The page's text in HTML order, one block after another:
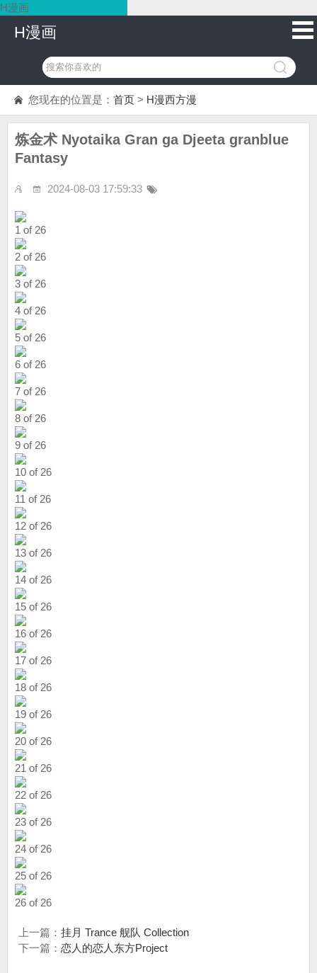
H漫画
H漫画
您现在的位置是： 首页 > H漫西方漫
炼金术 Nyotaika Gran ga Djeeta granblue
Fantasy
2024-08-03 17:59:33
1 of 26
2 of 26
3 of 26
4 of 26
5 of 26
6 of 26
7 of 26
8 of 26
9 of 26
10 of 26
11 of 26
12 of 26
13 of 26
14 of 26
15 of 26
16 of 26
17 of 26
18 of 26
19 of 26
20 of 26
21 of 26
22 of 26
23 of 26
24 of 26
25 of 26
26 of 26
上一篇： 挂月 Trance 舰队 Collection
下一篇： 恋人的恋人东方Project